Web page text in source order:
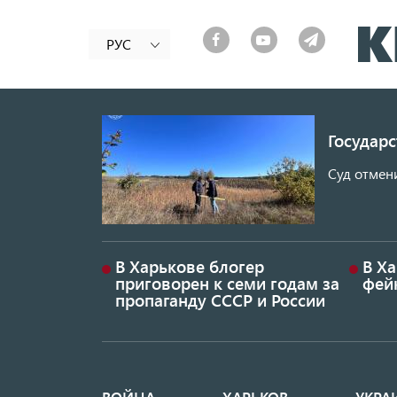
РУС
Суд
В Харькове блогер
приговорен к семи годам за
пропаганду СССР и России
В